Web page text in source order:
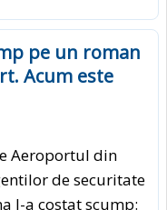
pe un roman
Acum este
Aeroportul din
de securitate
l-a costat scump: